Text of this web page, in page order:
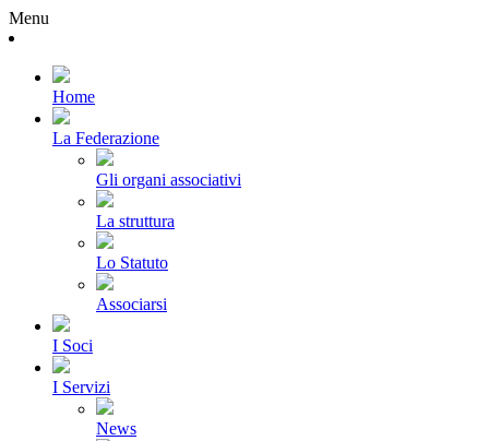
Menu
Home
La Federazione
Gli organi associativi
La struttura
Lo Statuto
Associarsi
I Soci
I Servizi
News